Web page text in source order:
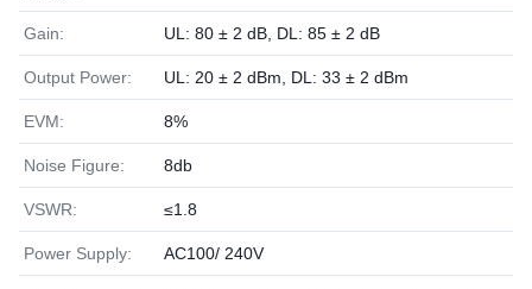
Gain: UL: 80 ± 2 dB, DL: 85 ± 2 dB
Output Power: UL: 20 ± 2 dBm, DL: 33 ± 2 dBm
EVM: 8%
Noise Figure: 8db
VSWR: ≤1.8
Power Supply: AC100/ 240V